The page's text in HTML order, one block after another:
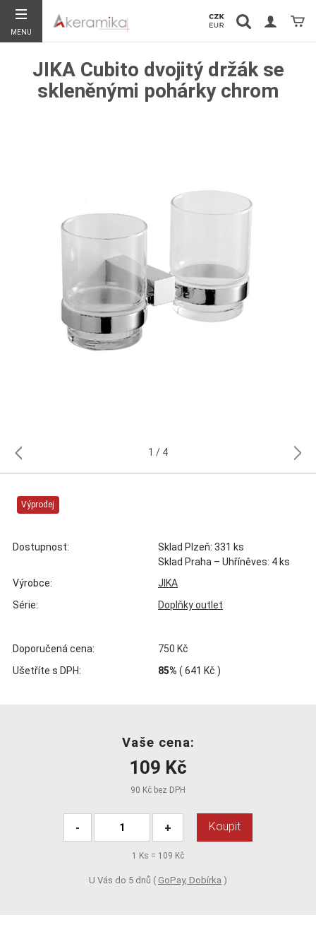
MENU
Vyhledávání Košík
JIKA Cubito dvojitý držák se
skleněnými pohárky chrom
1 4
Výprodej
Dostupnost:
Sklad Plzeň: 331 ks
Sklad Praha – Uhříněves: 4 ks
Výrobce:
JIKA
Série:
Doplňky outlet
Doporučená cena:
750 Kč
Ušetříte s DPH:
85% ( 641 Kč )
Vaše cena:
109 Kč
90 Kč bez DPH
- + Koupit
1 Ks = 109 Kč
U Vás do 5 dnů ( GoPay, Dobírka )